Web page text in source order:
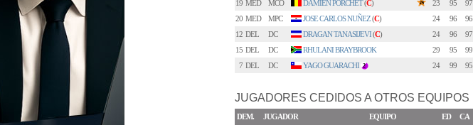
19 MED MCO DAMIEN PORCHET(C) 23 95 97
20 MED MPC JOSE CARLOS NUÑEZ(C) 24 96 96
12 DEL DC DRAGAN TANASIJEVI(C) 24 96 97
15 DEL DC RHULANI BRAYBROOK 29 95 99
7 DEL DC YAGO GUARACHI 2 24 99 95
JUGADORES CEDIDOS A OTROS EQUIPOS
DEM. JUGADOR EQUIPO ED CA